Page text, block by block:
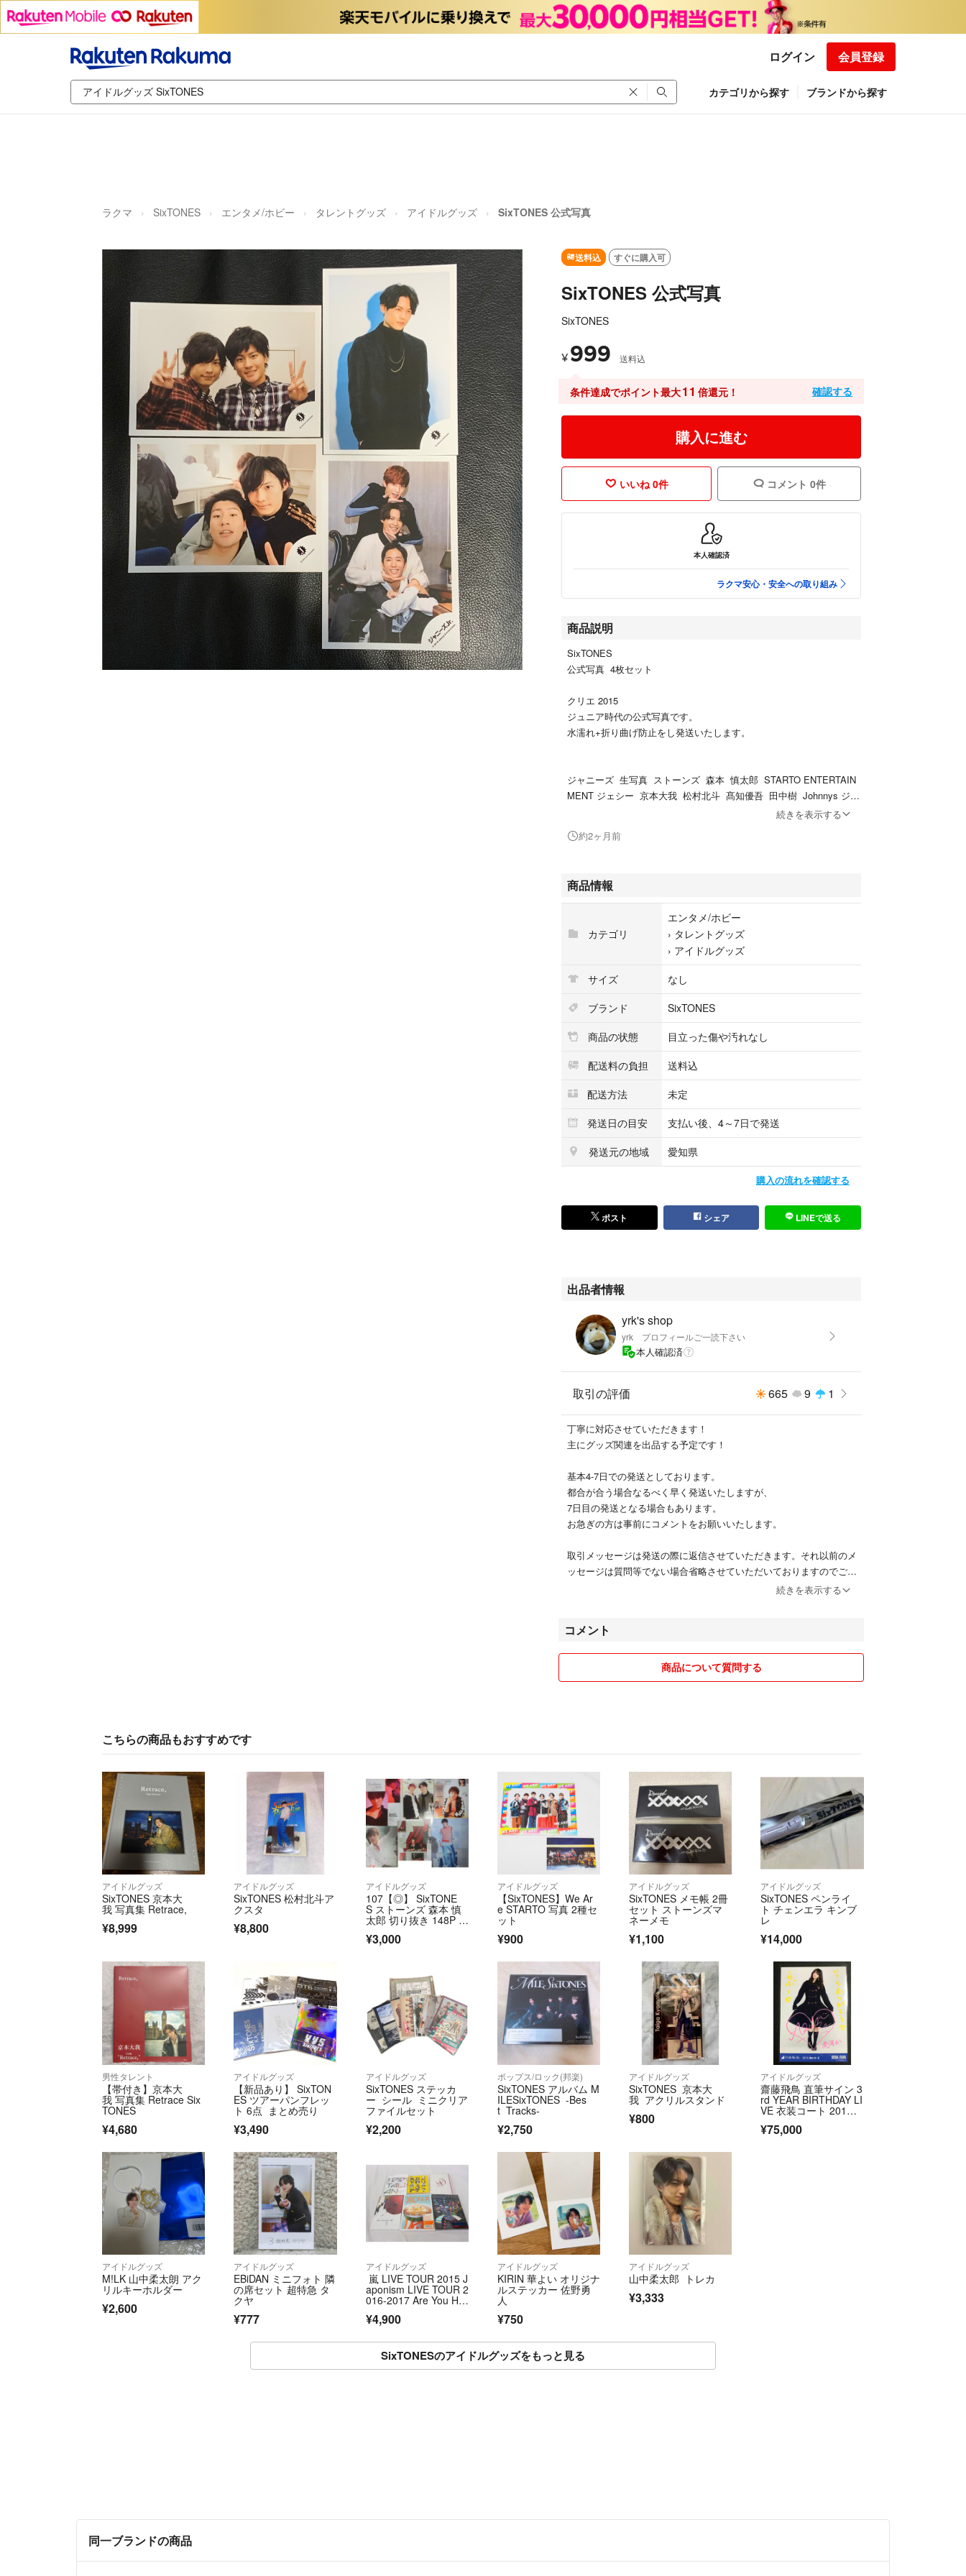
ログイン 会員登録
カテゴリから探す ブランドから探す
ラクマ SixTONES エンタメ/ホビー タレントグッズ アイドルグッズ SixTONES 公式写真
送料込 すぐに購入可
SixTONES 公式写真
SixTONES
¥ 999 送料込
条件達成でポイント最大11 倍還元！ 確認する
購入に進む
いいね 0件 コメント 0件
本人確認済
ラクマ安心・安全への取り組み
商品説明
SixTONES
公式写真 4枚セット
クリエ 2015
ジュニア時代の公式写真です。
水濡れ+折り曲げ防止をし発送いたします。
ジャニーズ 生写真 ストーンズ 森本 慎太郎 STARTO ENTERTAIN
MENT ジェシー 京本大我 松村北斗 髙知優吾 田中樹 Johnnys ジャ
続きを表示する
約2ヶ月前
商品情報
カテゴリ
エンタメ/ホビー
› タレントグッズ
› アイドルグッズ
サイズ
なし
ブランド
SixTONES
商品の状態
目立った傷や汚れなし
配送料の負担
送料込
配送方法
未定
発送日の目安
支払い後、4～7日で発送
発送元の地域
愛知県
購入の流れを確認する
ポスト シェア LINEで送る
出品者情報
yrk's shop
yrk プロフィールご一読下さい
本人確認済
取引の評価 665 9 1
丁寧に対応させていただきます！
主にグッズ関連を出品する予定です！
基本4-7日での発送としております。
都合が合う場合なるべく早く発送いたしますが、
7日目の発送となる場合もあります。
お急ぎの方は事前にコメントをお願いいたします。
取引メッセージは発送の際に返信させていただきます。それ以前のメ
ッセージは質問等でない場合省略させていただいておりますのでご了
ご購入前にコメント、メッセージにてご連絡ください。
未着の場合でもこちらでの補償はいたしかねます。
ポスト投函の際、こちらの確認不足で料金の不足がありましたら、返
続きを表示する
コメント
商品について質問する
こちらの商品もおすすめです
アイドルグッズ
SixTONES 京本大
我 写真集 Retrace,
¥8,999
アイドルグッズ
SixTONES 松村北斗ア
クスタ
¥8,800
アイドルグッズ
107【◎】 SixTONE
S ストーンズ 森本 慎
太郎 切り抜き 148P フ
¥3,000
アイドルグッズ
【SixTONES】We Ar
e STARTO 写真 2種セ
ット
¥900
アイドルグッズ
SixTONES メモ帳 2冊
セット ストーンズマ
ネーメモ
¥1,100
アイドルグッズ
SixTONES ペンライ
ト チェンエラ キンブ
レ
¥14,000
男性タレント
【帯付き】京本大
我 写真集 Retrace Six
TONES
¥4,680
アイドルグッズ
【新品あり】 SixTON
ES ツアーパンフレッ
ト 6点 まとめ売り
¥3,490
アイドルグッズ
SixTONES ステッカ
ー シール ミニクリア
ファイルセット
¥2,200
ポップス/ロック(邦楽)
SixTONES アルバム M
ILESixTONES -Bes
t Tracks-
¥2,750
アイドルグッズ
SixTONES 京本大
我 アクリルスタンド
¥800
アイドルグッズ
齋藤飛鳥 直筆サイン 3
rd YEAR BIRTHDAY LI
VE 衣装コート 201
5 March 生写真 乃木
坂46
¥75,000
アイドルグッズ
M!LK 山中柔太朗 アク
リルキーホルダー
¥2,600
アイドルグッズ
EBiDAN ミニフォト 隣
の席セット 超特急 タ
クヤ
¥777
アイドルグッズ
嵐 LIVE TOUR 2015 J
aponism LIVE TOUR 2
016-2017 Are You Ha
点 グッズセット
¥4,900
アイドルグッズ
KIRIN 華よい オリジナ
ルステッカー 佐野勇
人
¥750
アイドルグッズ
山中柔太郎 トレカ
¥3,333
SixTONESのアイドルグッズをもっと見る
同一ブランドの商品